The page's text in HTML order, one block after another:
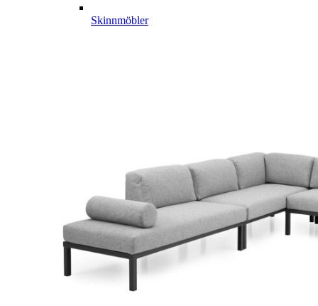
Skinnmöbler